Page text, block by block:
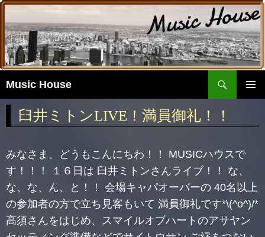
Music House
検
ンメ
ン
へ
移
動
臼井ミトンLIVE！満員御礼！！
みなさま、どうもこんにちわ！！ MUSICハウスで
す！！！ １６日は 臼井ミトンさんライブ！！ な、
な、な、ん、と！！ 会場キャパオーバーの 40名以上
の参加者の方で立ち見客もいて 満員御礼です*\(^o^)/*
高須さんをはじめ、スマイルオブハートのアサヤン